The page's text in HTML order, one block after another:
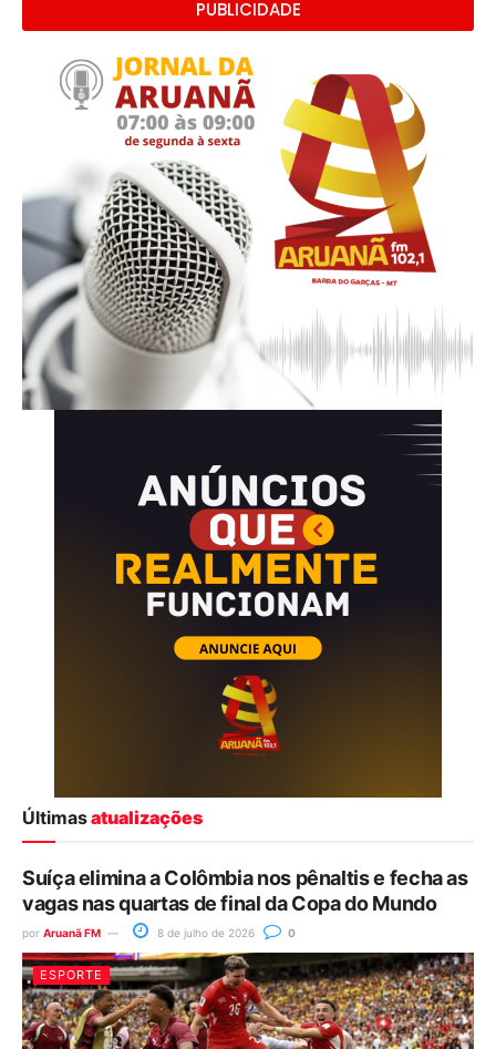
PUBLICIDADE
Últimasatualizações
Suíça elimina a Colômbia nos pênaltis e fecha as
vagas nas quartas de final da Copa do Mundo
por Aruanã FM 8 de julho de 2026 0
ESPORTE